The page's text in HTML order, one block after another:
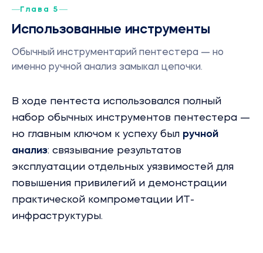
Глава 5
Использованные инструменты
Обычный инструментарий пентестера — но
именно ручной анализ замыкал цепочки.
В ходе пентеста использовался полный
набор обычных инструментов пентестера —
но главным ключом к успеху был ручной
анализ: связывание результатов
эксплуатации отдельных уязвимостей для
повышения привилегий и демонстрации
практической компрометации ИТ-
инфраструктуры.